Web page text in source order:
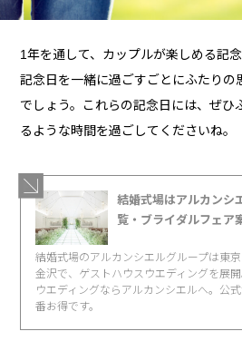
1年を通して、カップルが楽しめる記
記念日を一緒に過ごすごとにふたりの
でしょう。これらの記念日には、ぜひ
るような時間を過ごしてくださいね。
結婚式場はアルカンシ
覧・ブライダルフェア
結婚式場のアルカンシエルグループは東
金沢で、ゲストハウスウエディングを展
ウエディングならアルカンシエルへ。公
番お得です。